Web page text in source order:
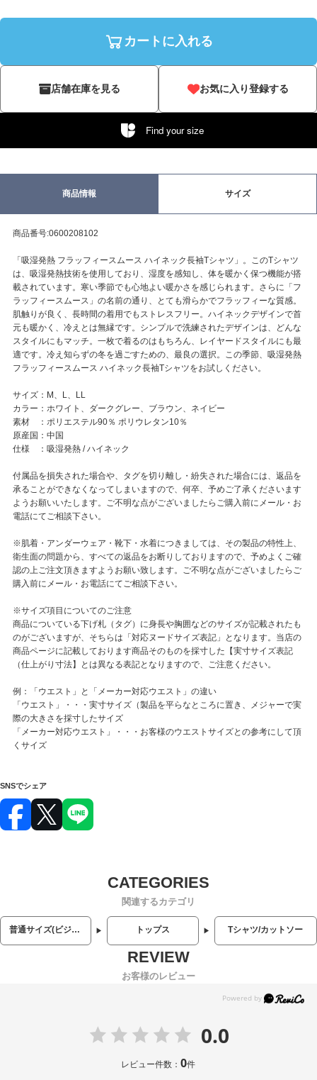
カートに入れる
店舗在庫を見る お気に入り登録する
Find your size
商品情報 サイズ
商品番号:0600208102
「吸湿発熱 フラッフィースムース ハイネック長袖Tシャツ」。このTシャツ
は、吸湿発熱技術を使用しており、湿度を感知し、体を暖かく保つ機能が搭
載されています。寒い季節でも心地よい暖かさを感じられます。さらに「フ
ラッフィースムース」の名前の通り、とても滑らかでフラッフィーな質感。
肌触りが良く、長時間の着用でもストレスフリー。ハイネックデザインで首
元も暖かく、冷えとは無縁です。シンプルで洗練されたデザインは、どんな
スタイルにもマッチ。一枚で着るのはもちろん、レイヤードスタイルにも最
適です。冷え知らずの冬を過ごすための、最良の選択。この季節、吸湿発熱
フラッフィースムース ハイネック長袖Tシャツをお試しください。
サイズ：M、L、LL
カラー：ホワイト、ダークグレー、ブラウン、ネイビー
素材 ：ポリエステル90％ ポリウレタン10％
原産国：中国
仕様 ：吸湿発熱 / ハイネック
付属品を損失された場合や、タグを切り離し・紛失された場合には、返品を
承ることができなくなってしまいますので、何卒、予めご了承くださいます
ようお願いいたします。ご不明な点がございましたらご購入前にメール・お
電話にてご相談下さい。
※肌着・アンダーウェア・靴下・水着につきましては、その製品の特性上、
衛生面の問題から、すべての返品をお断りしておりますので、予めよくご確
認の上ご注文頂きますようお願い致します。ご不明な点がございましたらご
購入前にメール・お電話にてご相談下さい。
※サイズ項目についてのご注意
商品についている下げ札（タグ）に身長や胸囲などのサイズが記載されたも
のがございますが、そちらは「対応ヌードサイズ表記」となります。当店の
商品ページに記載しております商品そのものを採寸した【実寸サイズ表記
（仕上がり寸法】とは異なる表記となりますので、ご注意ください。
例：「ウエスト」と「メーカー対応ウエスト」の違い
「ウエスト」・・・実寸サイズ（製品を平らなところに置き、メジャーで実
際の大きさを採寸したサイズ
「メーカー対応ウエスト」・・・お客様のウエストサイズとの参考にして頂
くサイズ
SNSでシェア
関連するカテゴリ
普通サイズ(ビジネス・カジュアル) トップス Tシャツ/カットソー
お客様のレビュー
0.0
レビュー件数：0件